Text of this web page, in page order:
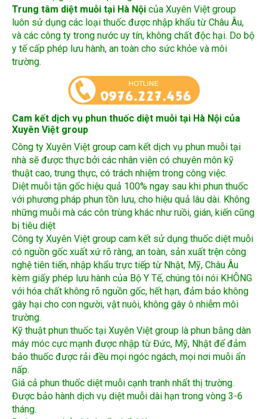
và các công ty trong nước uy tín, không chất độc hại. Do bộ
y tế cấp phép lưu hành, an toàn cho sức khỏe và môi
trường.
Cam kết dịch vụ phun thuốc diệt muỗi tại Hà Nội của
Xuyên Việt group
Công ty Xuyên Việt group cam kết dịch vụ phun muỗi tại
nhà sẽ được thực bởi các nhân viên có chuyên môn kỹ
thuật cao, trung thực, có trách nhiệm trong công việc.
Diệt muỗi tận gốc hiệu quả 100% ngay sau khi phun thuốc
với phương pháp phun tồn lưu, cho hiệu quả lâu dài. Không
những muỗi mà các côn trùng khác như ruồi, gián, kiến cũng
bị tiêu diệt
Công ty Xuyên Việt group cam kết sử dụng thuốc diệt muỗi
có nguồn gốc xuất xứ rõ ràng, an toàn, sản xuất trện công
nghệ tiên tiến, nhập khẩu trực tiếp từ Nhật, Mỹ, Châu Âu
kèm giấy phép lưu hành của Bộ Y Tế, chúng tôi nói KHÔNG
với hóa chất không rõ nguồn gốc, hết hạn, đảm bảo không
gây hại cho con người, vật nuôi, không gây ô nhiễm môi
trường.
Kỹ thuật phun thuốc tại Xuyên Việt group là phun bằng dàn
máy móc cực mạnh được nhập từ Đức, Mỹ, Nhật để đảm
bảo thuốc được rải đều mọi ngóc ngách, mọi nơi muỗi ẩn
nấp.
Giá cả phun thuốc diệt muỗi cạnh tranh nhất thị trường.
Được bảo hành dịch vụ diệt muỗi dài hạn trong vòng 3-6
tháng.
Dịch vụ sau bảo hành tốt nhất hiện nay
Hãy diệt muỗi ngay hôm nay để bảo vệ sức khỏe gia đình